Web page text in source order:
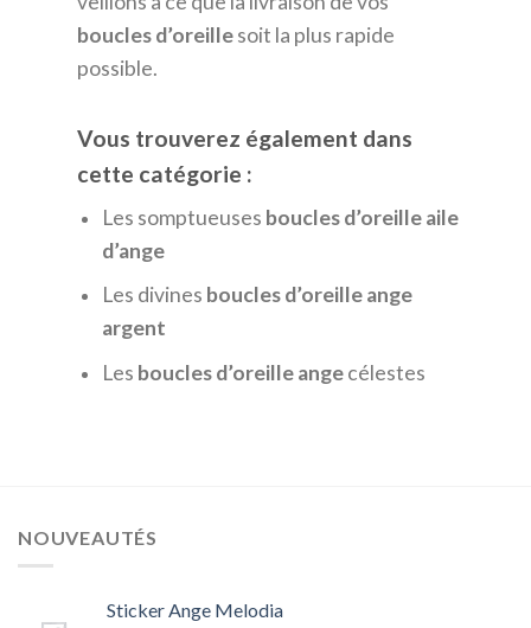
boucles d’oreillesoit la plus rapide
possible.
Vous trouverez également dans
cette catégorie :
Les somptueuses boucles d’oreille aile
d’ange
Les divines boucles d’oreille ange
argent
Les boucles d’oreille angecélestes
NOUVEAUTÉS
Sticker Ange Melodia